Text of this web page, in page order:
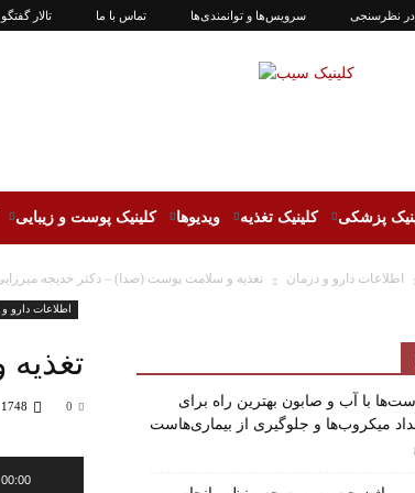
تالار گفتگو تماس با ما سرویس‌ها و توانمندی‌ها نظرسنجی
پزشکی کلینیک تغذیه ویدیوها کلینیک پوست و زیبایی
اطلاعات دارو و درمان تغذیه و سلامت پوست (صدا) – دکتر خدیجه
اطلاعات دارو
0
1748
00:00
با آب و صابون بهترین راه برای
میکروب‌ها و جلوگیری از بیماری‌هاست